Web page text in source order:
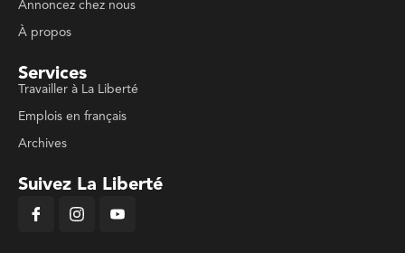
Annoncez chez nous
À propos
Services
Travailler à La Liberté
Emplois en français
Archives
Suivez La Liberté